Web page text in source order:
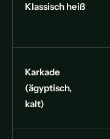
Klassisch heiß
Karkade
(ägyptisch,
kalt)